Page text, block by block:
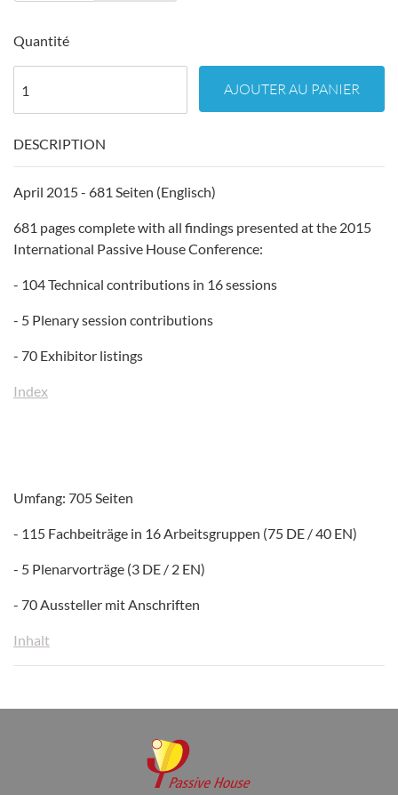
Quantité
AJOUTER AU PANIER
DESCRIPTION
April 2015 - 681 Seiten (Englisch)
681 pages complete with all findings presented at the 2015
International Passive House Conference:
- 104 Technical contributions in 16 sessions
- 5 Plenary session contributions
- 70 Exhibitor listings
Index
Umfang: 705 Seiten
- 115 Fachbeiträge in 16 Arbeitsgruppen (75 DE / 40 EN)
- 5 Plenarvorträge (3 DE / 2 EN)
- 70 Aussteller mit Anschriften
Inhalt